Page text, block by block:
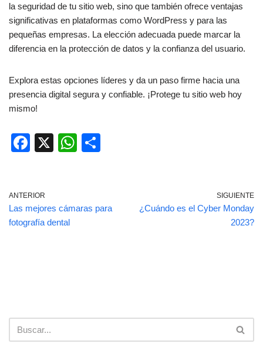
la seguridad de tu sitio web, sino que también ofrece ventajas
significativas en plataformas como WordPress y para las
pequeñas empresas. La elección adecuada puede marcar la
diferencia en la protección de datos y la confianza del usuario.
Explora estas opciones líderes y da un paso firme hacia una
presencia digital segura y confiable. ¡Protege tu sitio web hoy
mismo!
F
e
b
X
W
A ar
ANTERIOR
Las mejores cámaras para
fotografía dental
SIGUIENTE
¿Cuándo es el Cyber Monday
2023?